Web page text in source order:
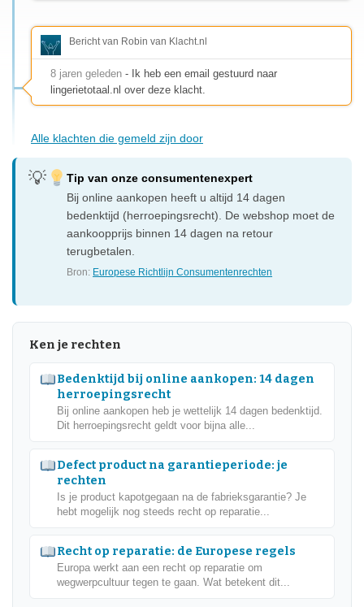
Bericht van Robin van Klacht.nl
8 jaren geleden - Ik heb een email gestuurd naar
lingerietotaal.nl over deze klacht.
Alle klachten die gemeld zijn door
Tip van onze consumentenexpert
Bij online aankopen heeft u altijd 14 dagen
bedenktijd (herroepingsrecht). De webshop moet de
aankoopprijs binnen 14 dagen na retour
terugbetalen.
Bron: Europese Richtlijn Consumentenrechten
Ken je rechten
Bedenktijd bij online aankopen: 14 dagen
herroepingsrecht
Bij online aankopen heb je wettelijk 14 dagen bedenktijd.
Dit herroepingsrecht geldt voor bijna alle...
Defect product na garantieperiode: je
rechten
Is je product kapotgegaan na de fabrieksgarantie? Je
hebt mogelijk nog steeds recht op reparatie...
Recht op reparatie: de Europese regels
Europa werkt aan een recht op reparatie om
wegwerpcultuur tegen te gaan. Wat betekent dit...